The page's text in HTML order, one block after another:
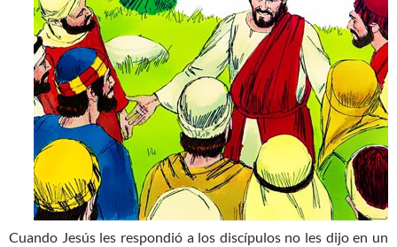
Cuando Jesús les respondió a los discípulos no les dijo en un